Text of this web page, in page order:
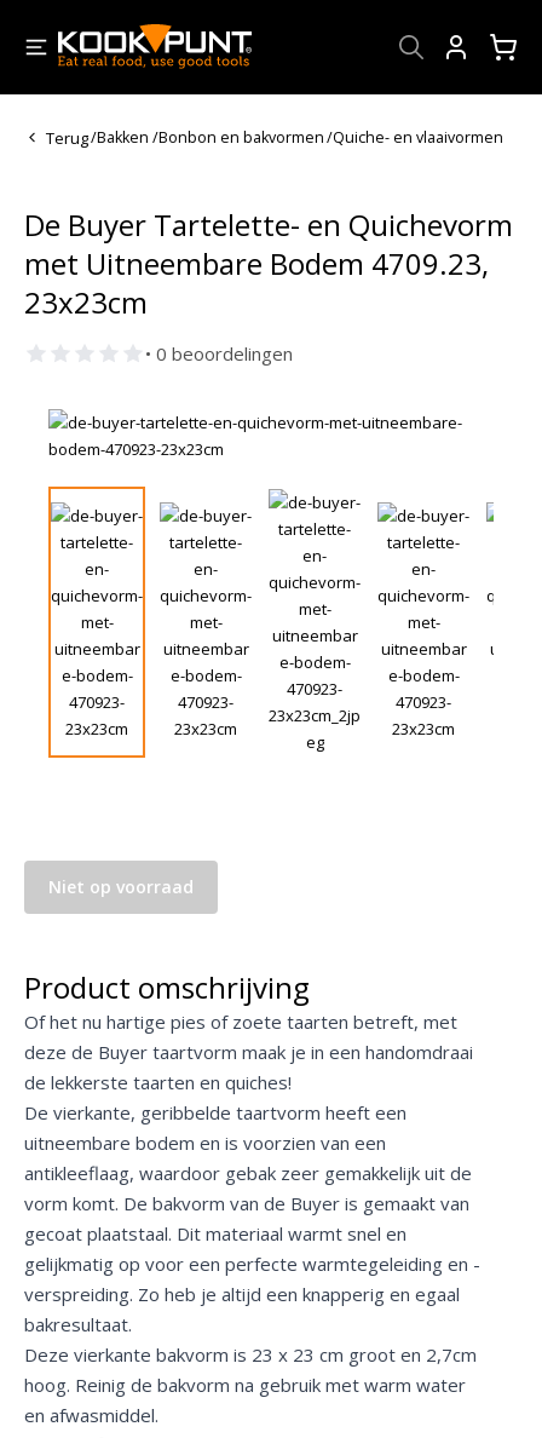
Terug/Bakken /Bonbon en bakvormen/Quiche- en vlaaivormen
De Buyer Tartelette- en Quichevorm
met Uitneembare Bodem 4709.23,
23x23cm
• 0 beoordelingen
Niet op voorraad
Product omschrijving
Of het nu hartige pies of zoete taarten betreft, met
deze de Buyer taartvorm maak je in een handomdraai
de lekkerste taarten en quiches!
De vierkante, geribbelde taartvorm heeft een
uitneembare bodem en is voorzien van een
antikleeflaag, waardoor gebak zeer gemakkelijk uit de
vorm komt. De bakvorm van de Buyer is gemaakt van
gecoat plaatstaal. Dit materiaal warmt snel en
gelijkmatig op voor een perfecte warmtegeleiding en -
verspreiding. Zo heb je altijd een knapperig en egaal
bakresultaat.
Deze vierkante bakvorm is 23 x 23 cm groot en 2,7cm
hoog. Reinig de bakvorm na gebruik met warm water
en afwasmiddel.